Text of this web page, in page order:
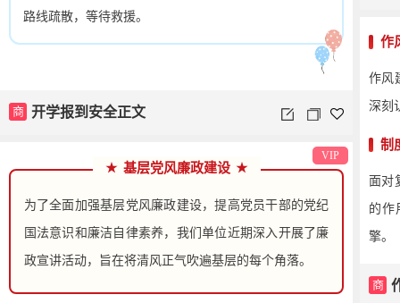
路线疏散，等待救援。
商 开学报到安全正文
作
作风
深刻
制
面对
的作
擎。
商
★ 基层党风廉政建设 ★
为了全面加强基层党风廉政建设，提高党员干部的党纪
国法意识和廉洁自律素养，我们单位近期深入开展了廉
政宣讲活动，旨在将清风正气吹遍基层的每个角落。
VIP